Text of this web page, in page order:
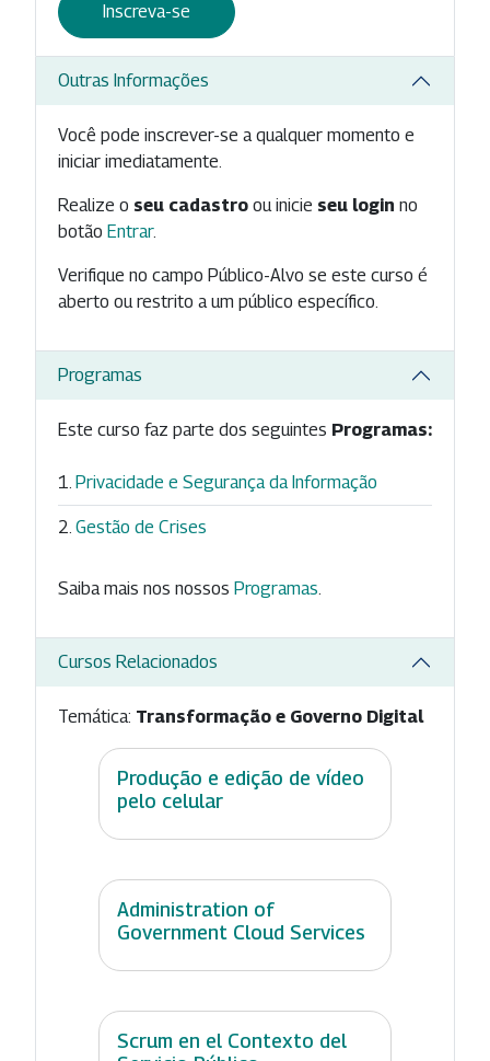
Inscreva-se
Outras Informações
Você pode inscrever-se a qualquer momento e
iniciar imediatamente.
Realize o seu cadastro ou inicie seu login no
botão Entrar.
Verifique no campo Público-Alvo se este curso é
aberto ou restrito a um público específico.
Programas
Este curso faz parte dos seguintes Programas:
Privacidade e Segurança da Informação
Gestão de Crises
Saiba mais nos nossos Programas
Cursos Relacionados
Temática: Transformação e Governo Digital
Produção e edição de vídeo
pelo celular
Administration of
Government Cloud Services
Scrum en el Contexto del